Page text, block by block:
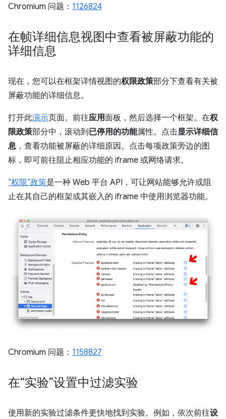
Chromium 问题： 1126824
在帧详细信息视图中查看被屏蔽功能的
详细信息
现在，您可以在框架详情视图的权限政策部分下查看有关被
屏蔽功能的详细信息。
打开此演示页面。前往应用面板，然后选择一个框架。在权
限政策部分中，滚动到已停用的功能属性。点击显示详细信
息 ，查看功能被屏蔽的详细原因。点击每项政策旁边的图
标，即可前往阻止相应功能的 iframe 或网络请求。
“权限”政策是一种 Web 平台 API，可让网站能够允许或阻
止在其自己的框架或其嵌入的 iframe 中使用浏览器功能。
Chromium 问题： 1158827
在“实验”设置中过滤实验
使用新的实验过滤条件更快地找到实验。例如，依次前往设